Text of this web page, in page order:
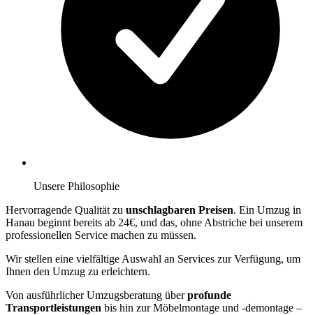
Unsere Philosophie
Hervorragende Qualität zu unschlagbaren Preisen. Ein Umzug in
Hanau beginnt bereits ab 24€, und das, ohne Abstriche bei unserem
professionellen Service machen zu müssen.
Wir stellen eine vielfältige Auswahl an Services zur Verfügung, um
Ihnen den Umzug zu erleichtern.
Von ausführlicher Umzugsberatung überprofunde
Transportleistungen bis hin zur Möbelmontage und -demontage –